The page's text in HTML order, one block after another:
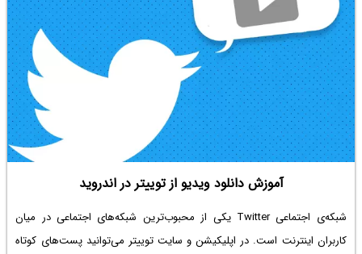
آموزش دانلود ویدیو از توییتر در اندروید
شبکه‌ی اجتماعی Twitter یکی از محبوب‌ترین شبکه‌های اجتماعی در میان
کاربران اینترنت است. در اپلیکیشن و سایت توییتر می‌توانید پست‌های کوتاه